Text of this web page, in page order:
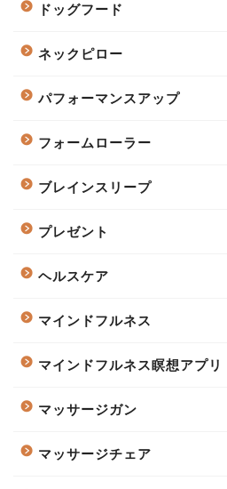
ドッグフード
ネックピロー
パフォーマンスアップ
フォームローラー
ブレインスリープ
プレゼント
ヘルスケア
マインドフルネス
マインドフルネス瞑想アプリ
マッサージガン
マッサージチェア